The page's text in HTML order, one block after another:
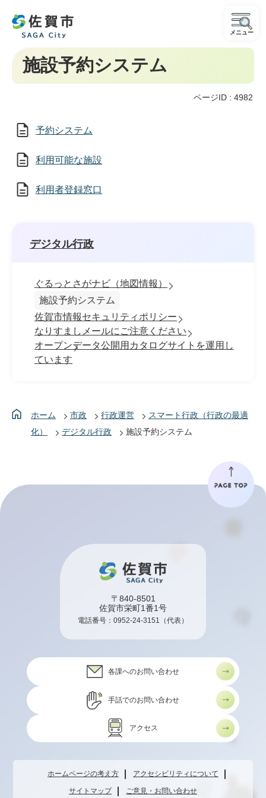
メニュー
施設予約システム
ページID : 4982
予約システム
利用可能な施設
利用者登録窓口
デジタル行政
ぐるっとさがナビ（地図情報）
施設予約システム
佐賀市情報セキュリティポリシー
なりすましメールにご注意ください
オープンデータ公開用カタログサイトを運用し
ています
ホーム 市政 行政運営
スマート行政（行政の最適
化）
デジタル行政 施設予約システム
〒840-8501
佐賀市栄町1番1号
電話番号： 0952-24-3151 （代表）
各課へのお問い合わせ
手話でのお問い合わせ
アクセス
ホームページの考え方 アクセシビリティについて
サイトマップ ご意見・お問い合わせ